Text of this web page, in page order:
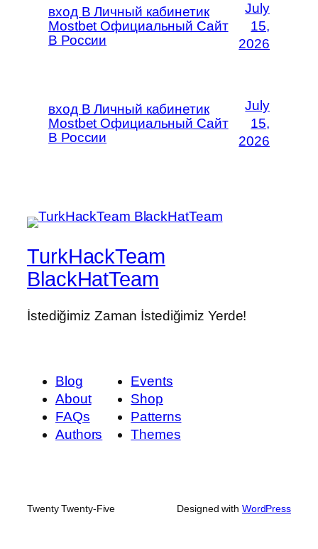
вход В Личный кабинетик
Mostbet Официальный Сайт
В России
July
15,
2026
вход В Личный кабинетик
Mostbet Официальный Сайт
В России
July
15,
2026
TurkHackTeam
BlackHatTeam
İstediğimiz Zaman İstediğimiz Yerde!
Blog
About
FAQs
Authors
Events
Shop
Patterns
Themes
Twenty Twenty-Five Designed with WordPress